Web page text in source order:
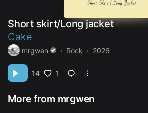
Short skirt/Long jacket
Cake
mrgwen Rock 2026
14 1
More from mrgwen